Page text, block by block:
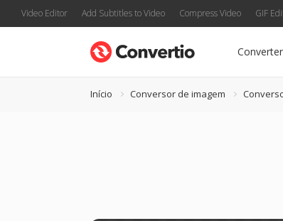
Video Editor Add Subtitles to Video Compress Video GIF
Converter
Início Conversor de imagem